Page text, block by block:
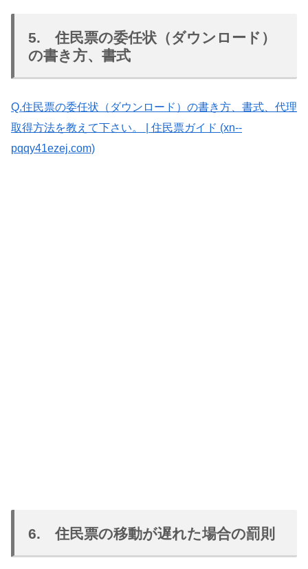
5. 住民票の委任状（ダウンロード）
の書き方、書式
Q.住民票の委任状（ダウンロード）の書き方、書式、代理
取得方法を教えて下さい。 | 住民票ガイド (xn--
pqqy41ezej.com)
6. 住民票の移動が遅れた場合の罰則